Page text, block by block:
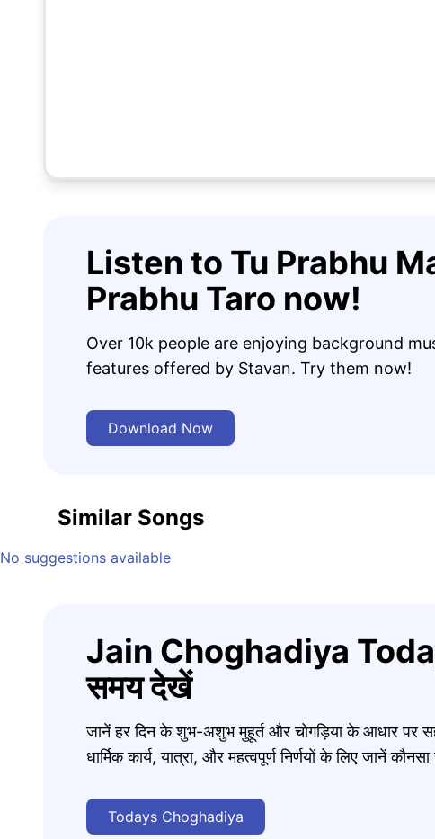
Listen to Tu Prabhu
Prabhu Taro now!
Over 10k people are enjoying background
features offered by Stavan. Try them now!
Download Now
Similar Songs
No suggestions available
Jain Choghadiya
समय देखें
जानें हर दिन के शुभ-अशुभ मुहूर्त और चोगड़िया के आधार पर
धार्मिक कार्य, यात्रा, और महत्वपूर्ण निर्णयों के लिए जानें
Todays Choghadiya